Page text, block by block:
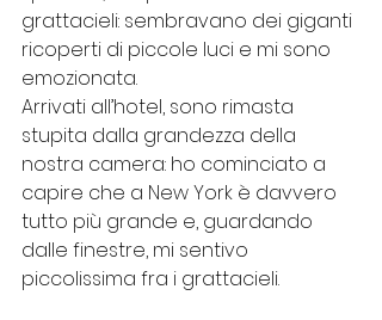
grattacieli: sembravano dei giganti
ricoperti di piccole luci e mi sono
emozionata.
Arrivati all’hotel, sono rimasta
stupita dalla grandezza della
nostra camera: ho cominciato a
capire che a New York è davvero
tutto più grande e, guardando
dalle finestre, mi sentivo
piccolissima fra i grattacieli.